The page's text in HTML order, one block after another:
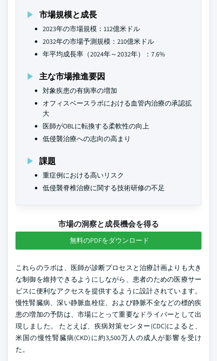
市場規模と成長
2023年の市場規模：112億米ドル
2032年の市場予測規模：210億米ドル
年平均成長率（2024年～2032年）：7.6%
主な市場推進要因
対象疾患の有病率の増加
オフィスベースラボにおける血管内治療の承認拡
大
医師がOBLに転換する柔軟性の向上
低侵襲治療への志向の高まり
課題
重症例における高いリスク
低侵襲脊椎治療に関する技術研修の不足
市場の洞察と成長機会を得る
無料のPDFをダウンロード
これらのラボは、医師が診断プロセスと治療計画よりも大き
な制御を維持できるようにしながら、患者のための医療サー
ビスに便利なアクセスを提供するように設計されています。
慢性腎臓病、深い静脈血栓症、および静脈不全などの標的疾
患の増加の予防は、市場にとって重要なドライバーとして出
現しました。 たとえば、疾病対策センター(CDC)によると、
米国の慢性腎臓病(CKD)に約3,500万人の成人が影響を受け
た。